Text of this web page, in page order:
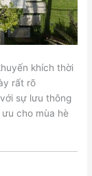
khích thời
rất rõ
sự lưu thông
cho mùa hè